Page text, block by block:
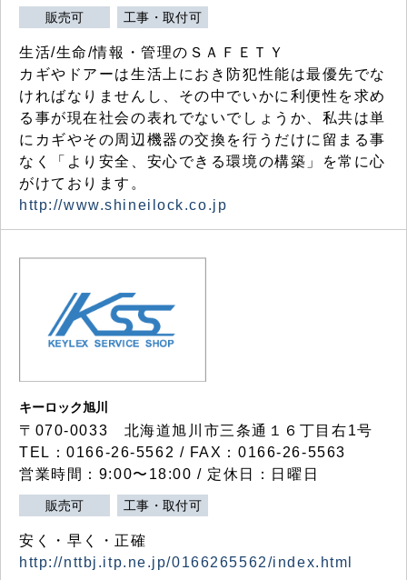
販売可 工事・取付可
生活/生命/情報・管理のＳＡＦＥＴＹ
カギやドアーは生活上におき防犯性能は最優先でな
ければなりませんし、その中でいかに利便性を求め
る事が現在社会の表れでないでしょうか、私共は単
にカギやその周辺機器の交換を行うだけに留まる事
なく「より安全、安心できる環境の構築」を常に心
がけております。
http://www.shineilock.co.jp
キーロック旭川
〒070-0033 北海道旭川市三条通１６丁目右1号
TEL：0166-26-5562 / FAX：0166-26-5563
営業時間：9:00〜18:00 / 定休日：日曜日
販売可 工事・取付可
安く・早く・正確
http://nttbj.itp.ne.jp/0166265562/index.html